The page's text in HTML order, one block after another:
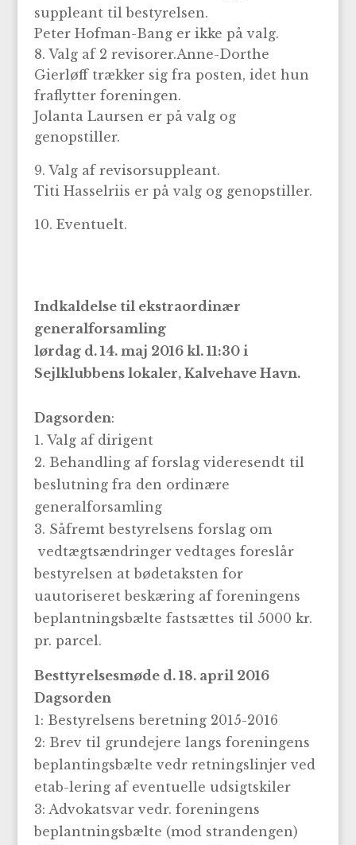
suppleant til bestyrelsen.
Peter Hofman-Bang er ikke på valg.
8. Valg af 2 revisorer.Anne-Dorthe
Gierløff trækker sig fra posten, idet hun
fraflytter foreningen.
Jolanta Laursen er på valg og
genopstiller.
9. Valg af revisorsuppleant.
Titi Hasselriis er på valg og genopstiller.
10. Eventuelt.
Indkaldelse til ekstraordinær
generalforsamling
lørdag d. 14. maj 2016 kl. 11:30 i
Sejlklubbens lokaler, Kalvehave Havn.
Dagsorden:
1. Valg af dirigent
2. Behandling af forslag videresendt til
beslutning fra den ordinære
generalforsamling
3. Såfremt bestyrelsens forslag om
vedtægtsændringer vedtages foreslår
bestyrelsen at bødetaksten for
uautoriseret beskæring af foreningens
beplantningsbælte fastsættes til 5000 kr.
pr. parcel.
Besttyrelsesmøde d. 18. april 2016
Dagsorden
1: Bestyrelsens beretning 2015-2016
2: Brev til grundejere langs foreningens
beplantingsbælte vedr retningslinjer ved
etab-lering af eventuelle udsigtskiler
3: Advokatsvar vedr. foreningens
beplantningsbælte (mod strandengen)